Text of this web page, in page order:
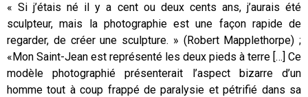
« Si j’étais né il y a cent ou deux cents ans, j’aurais été
sculpteur, mais la photographie est une façon rapide de
regarder, de créer une sculpture. » (Robert Mapplethorpe) ;
«Mon Saint-Jean est représenté les deux pieds à terre […] Ce
modèle photographié présenterait l’aspect bizarre d’un
homme tout à coup frappé de paralysie et pétrifié dans sa